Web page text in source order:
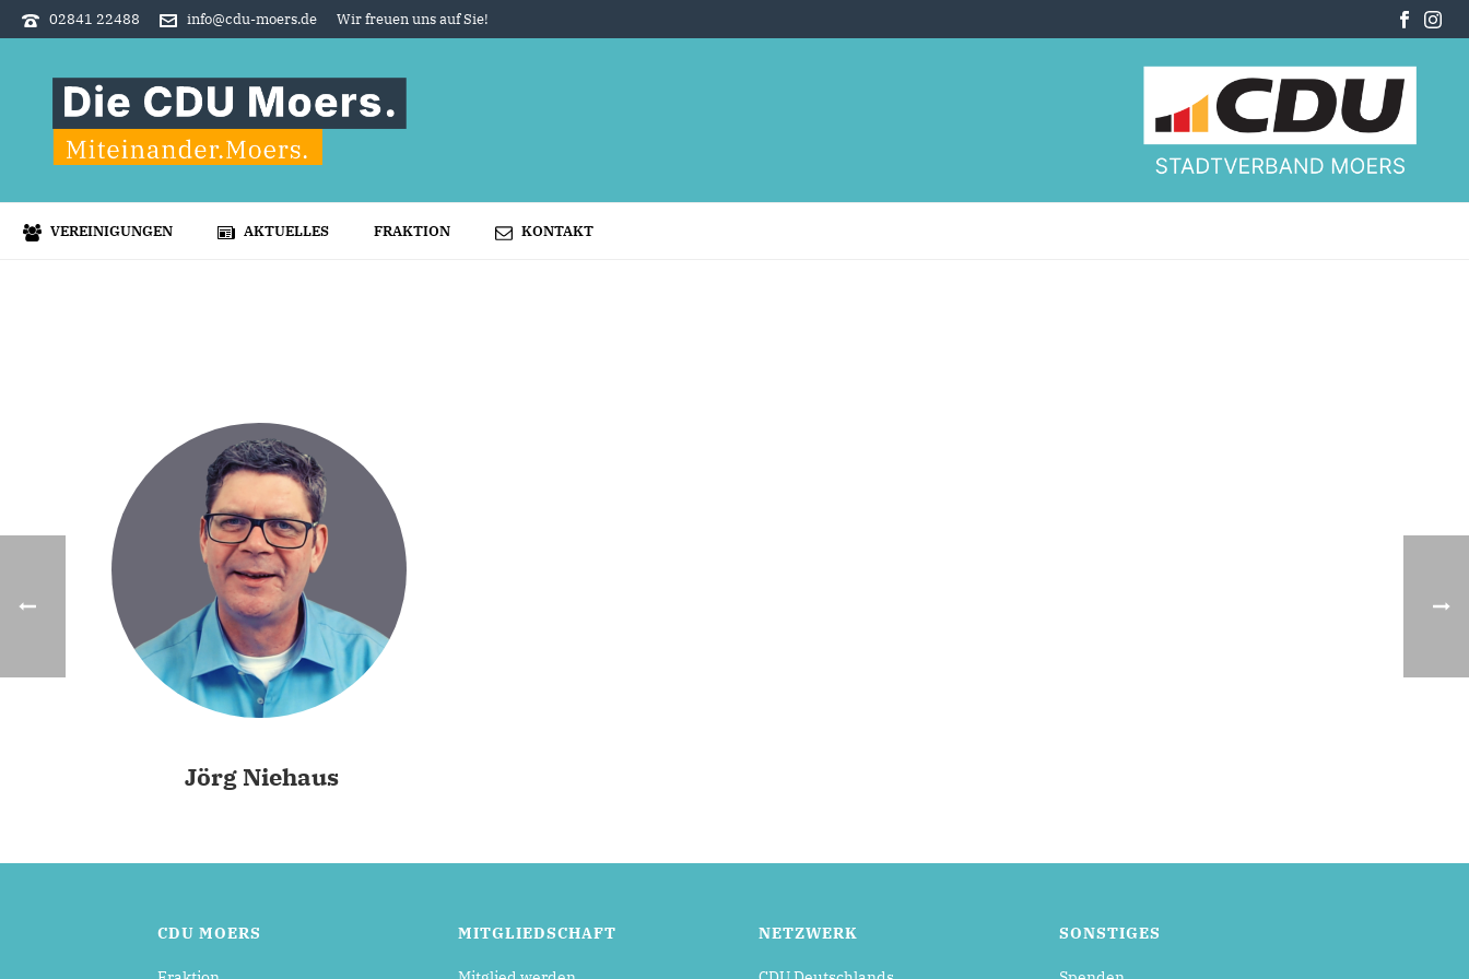
02841 22488 info@cdu-moers.de Wir freuen uns auf Sie!
VEREINIGUNGEN AKTUELLES FRAKTION KONTAKT
Jörg Niehaus
CDU MOERS MITGLIEDSCHAFT NETZWERK SONSTIGES